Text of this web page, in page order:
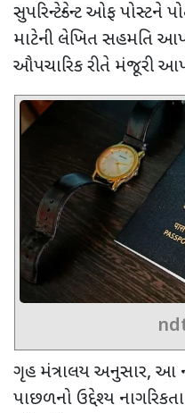
સુપરિન્ટેન્ડેન્ટ ઓફ પોસ્ટને
માટેની લેખિત સહમતિ
ઔપચારિક રીતે મંજૂરી
ગૃહ મંત્રાલય અનુસાર, આ
પાછળનો ઉદ્દેશ્ય